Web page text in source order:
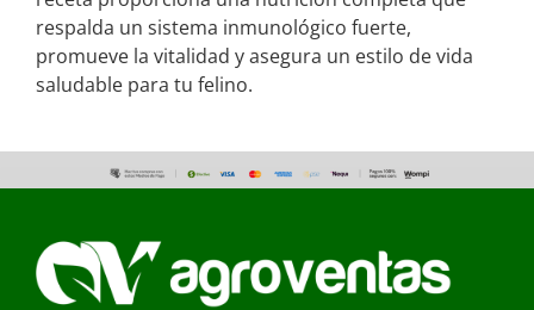
respalda un sistema inmunológico fuerte,
promueve la vitalidad y asegura un estilo de vida
saludable para tu felino.